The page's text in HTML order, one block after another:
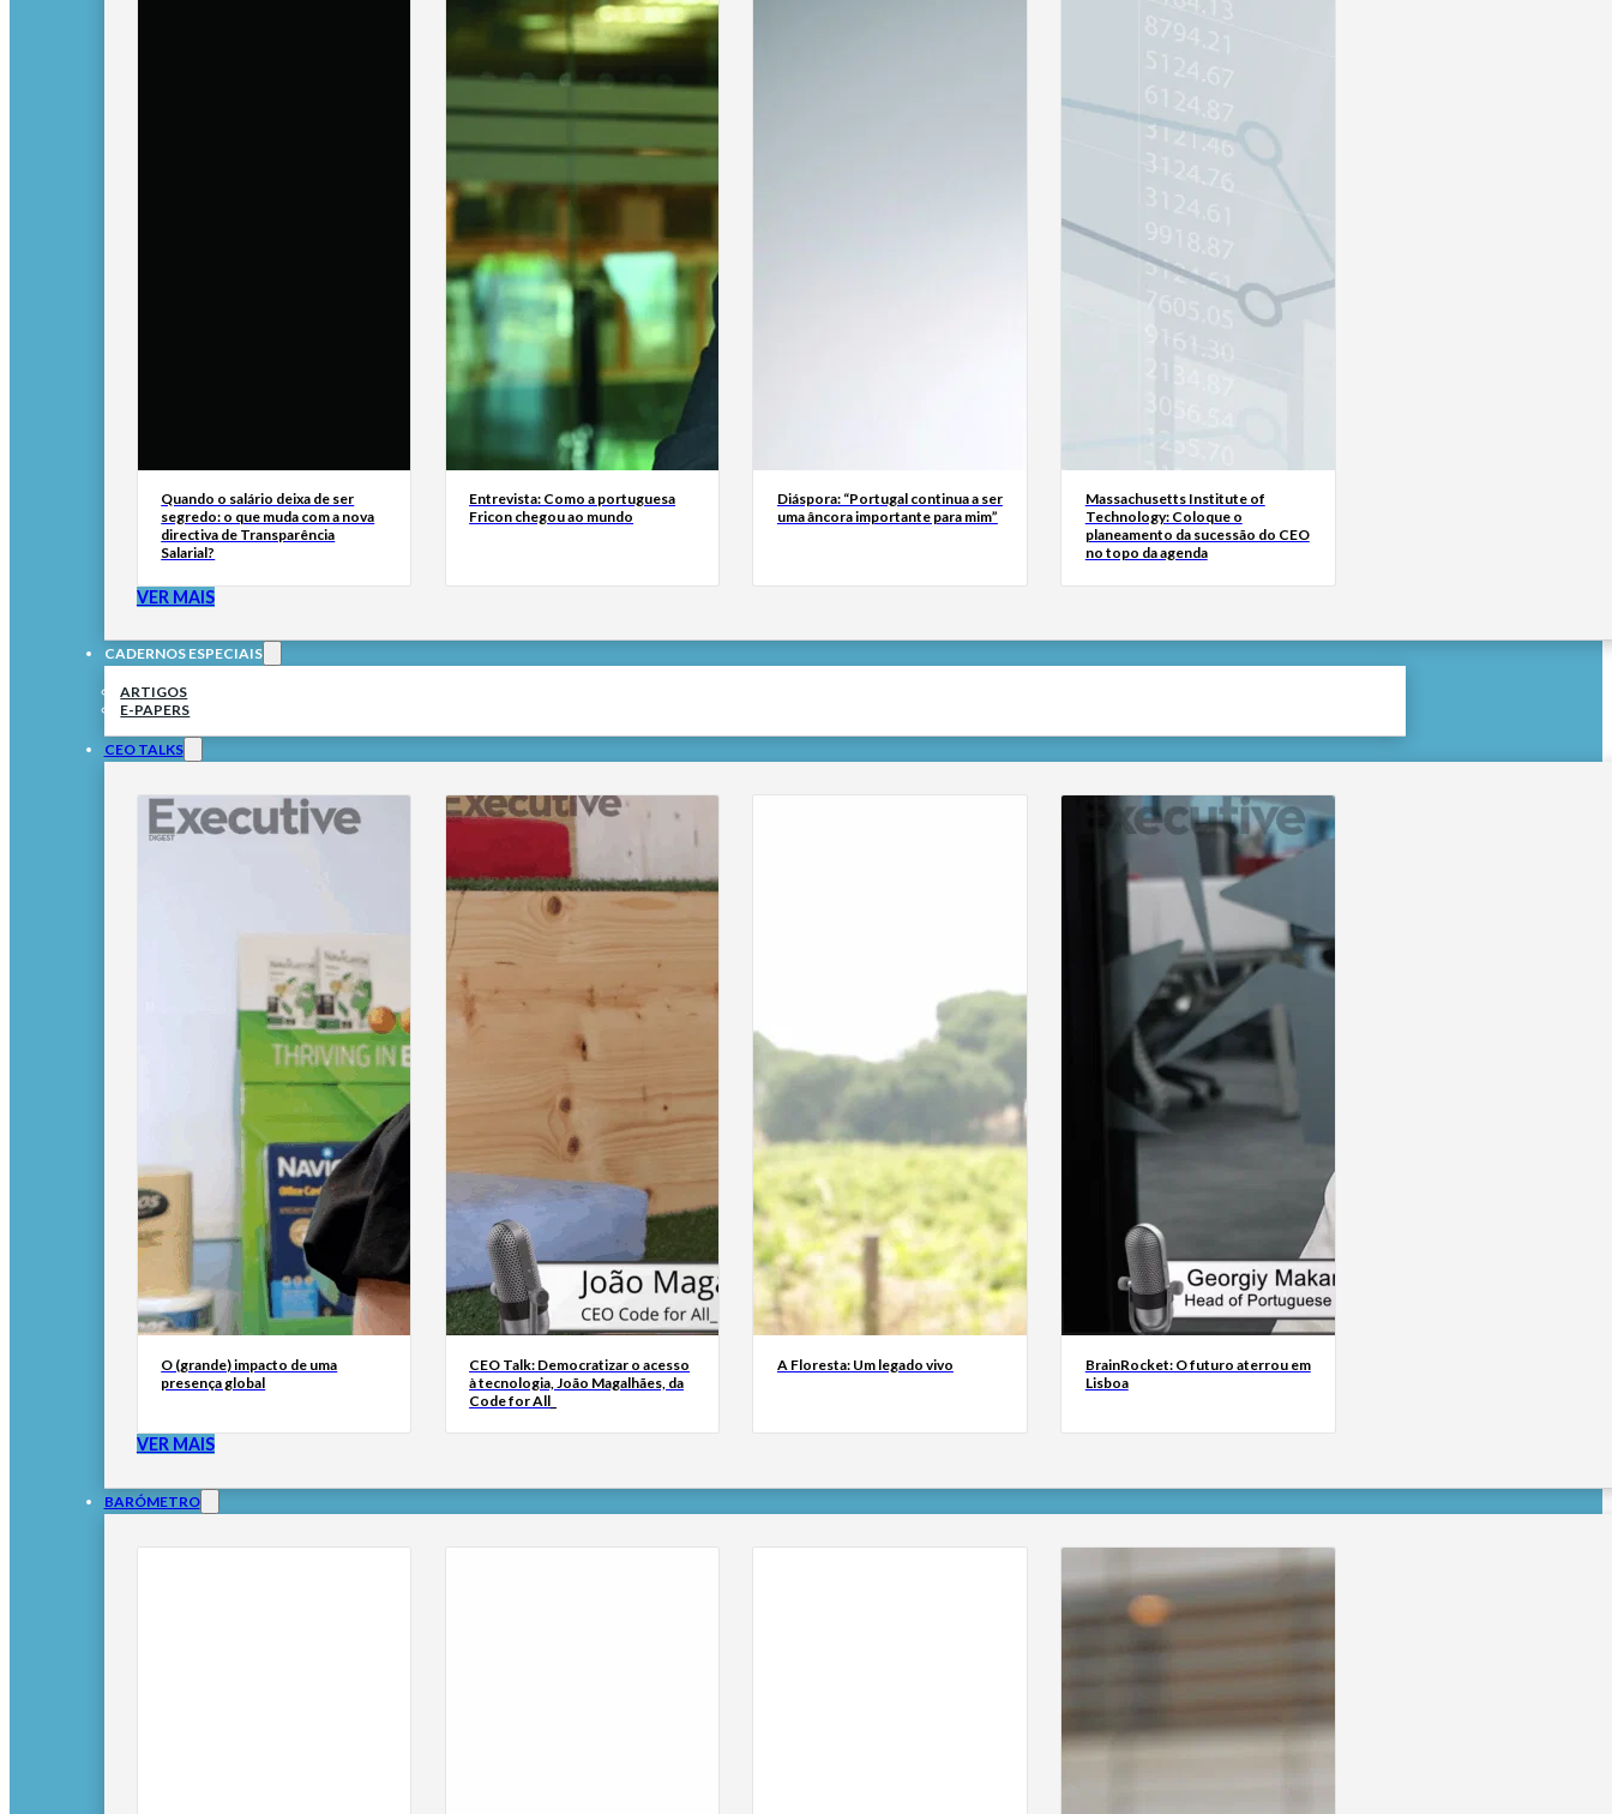
Quando o salário deixa de ser
segredo: o que muda com a nova
directiva de Transparência
Salarial?
Entrevista: Como a portuguesa
Fricon chegou ao mundo
Diáspora: “Portugal continua a ser
uma âncora importante para mim”
Massachusetts Institute of
Technology: Coloque o
planeamento da sucessão do CEO
no topo da agenda
VER MAIS
CADERNOS ESPECIAIS
ARTIGOS
E-PAPERS
CEO TALKS
O (grande) impacto de uma
presença global
CEO Talk: Democratizar o acesso
à tecnologia, João Magalhães, da
Code for All_
A Floresta: Um legado vivo
BrainRocket: O futuro aterrou em
Lisboa
VER MAIS
BARÓMETRO